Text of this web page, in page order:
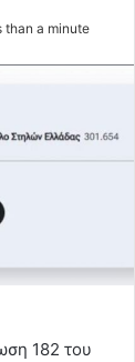
than a minute
182 του